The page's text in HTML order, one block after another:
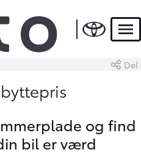
Del
og find
bil er værd